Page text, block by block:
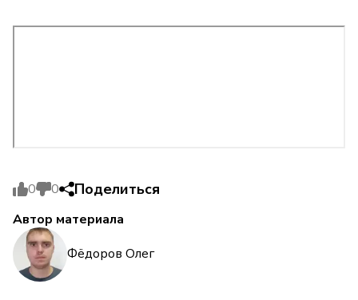
0 0 Поделиться
Автор материала
Фёдоров Олег